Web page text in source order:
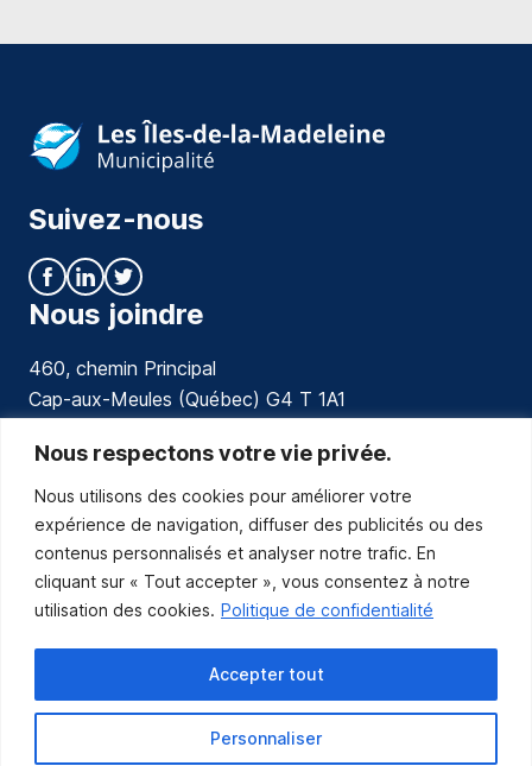
Nous respectons votre vie privée.
Nous utilisons des cookies pour améliorer votre
expérience de navigation, diffuser des publicités ou des
contenus personnalisés et analyser notre trafic. En
cliquant sur « Tout accepter », vous consentez à notre
utilisation des cookies. Politique de confidentialité
Personnaliser
Accepter tout
Suivez-nous
Nous joindre
460, chemin Principal
Cap-aux-Meules (Québec) G4 T 1A1
communications@muniles.ca
418 986-3100
Composez le 1 en tout temps pour toutes urgences.
Abonnez-vous
Abonnez-vous pour recevoir les nouvelles
de la Municipalité par courriel.